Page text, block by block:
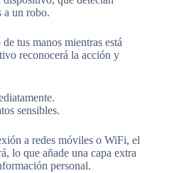
a un robo.
tus manos mientras está
reconocerá la acción y
sensibles.
a redes móviles o WiFi, el
lo que añade una capa extra
personal.